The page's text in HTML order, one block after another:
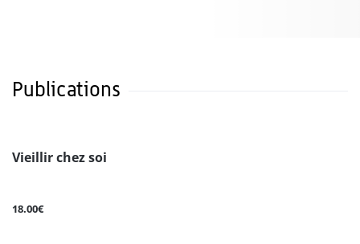
Publications
Vieillir chez soi
18.00€